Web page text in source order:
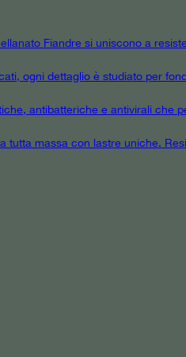
Fiandre si uniscono a
ogni dettaglio è studiato per
antibatteriche e antivirali che
tutta massa con lastre uniche.